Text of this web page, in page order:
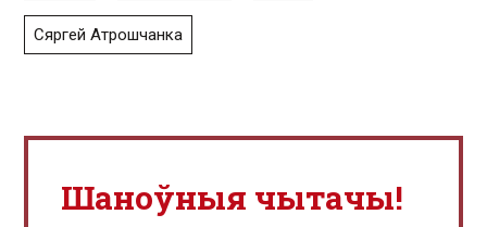
Сяргей Атрошчанка
Шаноўныя чытачы!